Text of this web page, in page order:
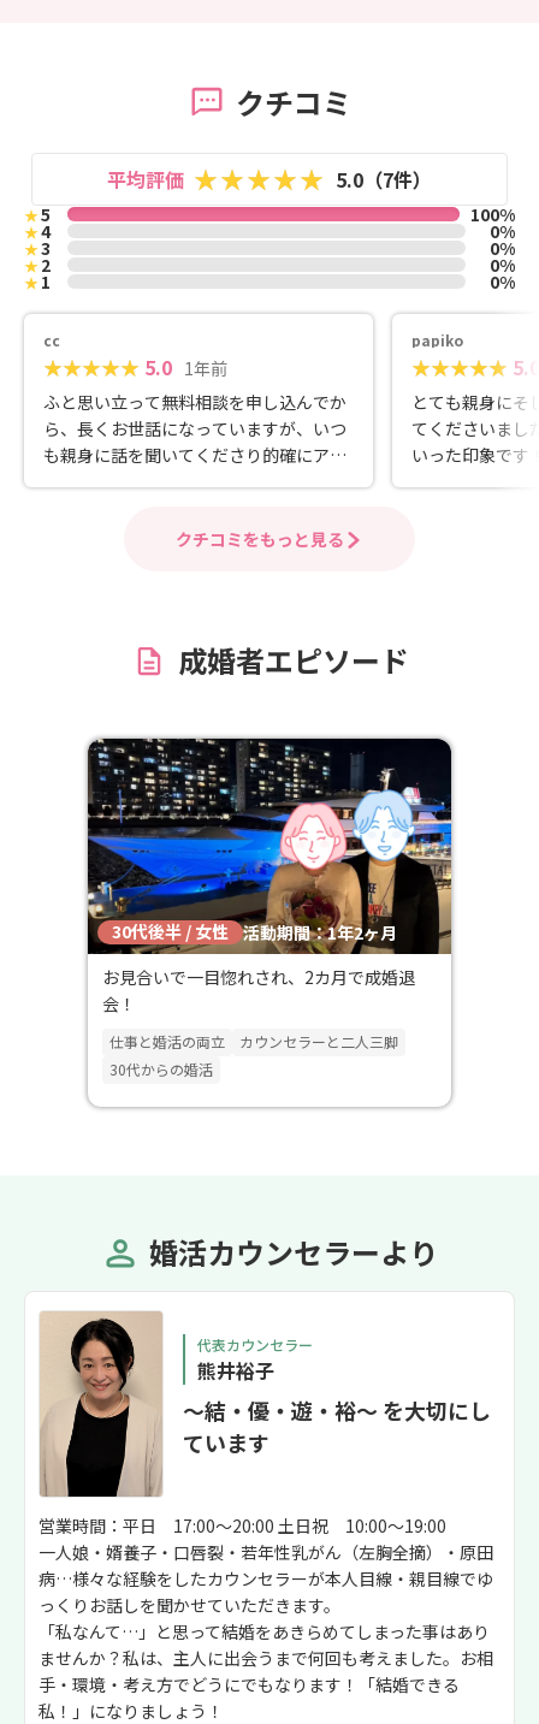
クチコミ
平均評価 5.0（7件）
★5 100%
★4 0%
★3 0%
★2 0%
★1 0%
cc
5.0 1年前
ふと思い立って無料相談を申し込んでか
ら、長くお世話になっていますが、いつ
も親身に話を聞いてくださり的確にアド
papiko
5.0
とても親身にそ
てくださいまし
いった印象です
クチコミをもっと見る
成婚者エピソード
30代後半 / 女性
活動期間：1年2ヶ月
お見合いで一目惚れされ、2カ月で成婚退
会！
仕事と婚活の両立
カウンセラーと二人三脚
30代からの婚活
婚活カウンセラーより
代表カウンセラー
熊井裕子
～結・優・遊・裕～ を大切にし
ています
営業時間：平日 17:00～20:00 土日祝 10:00～19:00
一人娘・婿養子・口唇裂・若年性乳がん（左胸全摘）・原田
病…様々な経験をしたカウンセラーが本人目線・親目線でゆ
っくりお話しを聞かせていただきます。
「私なんて…」と思って結婚をあきらめてしまった事はあり
ませんか？私は、主人に出会うまで何回も考えました。お相
手・環境・考え方でどうにでもなります！「結婚できる
私！」になりましょう！